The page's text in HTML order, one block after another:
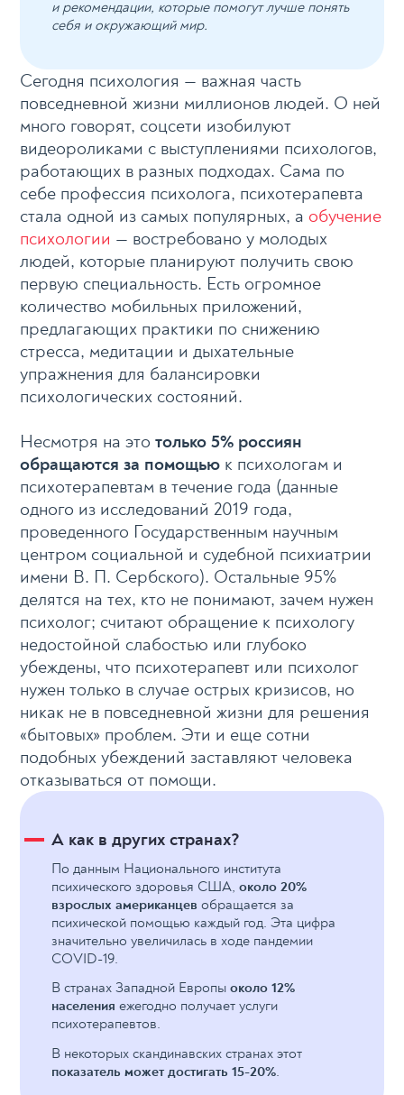
и рекомендации, которые помогут лучше понять
себя и окружающий мир.
Сегодня психология — важная часть
повседневной жизни миллионов людей. О ней
много говорят, соцсети изобилуют
видеороликами с выступлениями психологов,
работающих в разных подходах. Сама по
себе профессия психолога, психотерапевта
стала одной из самых популярных, а обучение
психологии — востребовано у молодых
людей, которые планируют получить свою
первую специальность. Есть огромное
количество мобильных приложений,
предлагающих практики по снижению
стресса, медитации и дыхательные
упражнения для балансировки
психологических состояний.
Несмотря на этотолько 5% россиян
обращаются за помощью к психологам и
психотерапевтам в течение года (данные
одного из исследований 2019 года,
проведенного Государственным научным
центром социальной и судебной психиатрии
имени В. П. Сербского). Остальные 95%
делятся на тех, кто не понимают, зачем нужен
психолог; считают обращение к психологу
недостойной слабостью или глубоко
убеждены, что психотерапевт или психолог
нужен только в случае острых кризисов, но
никак не в повседневной жизни для решения
«бытовых» проблем. Эти и еще сотни
подобных убеждений заставляют человека
отказываться от помощи.
А как в других странах?
По данным Национального института
психического здоровья США,около 20%
взрослых американцев обращается за
психической помощью каждый год. Эта цифра
значительно увеличилась в ходе пандемии
COVID-19.
В странах Западной Европыоколо 12%
населения ежегодно получает услуги
психотерапевтов.
В некоторых скандинавских странах этот
показатель может достигать 15-20%.